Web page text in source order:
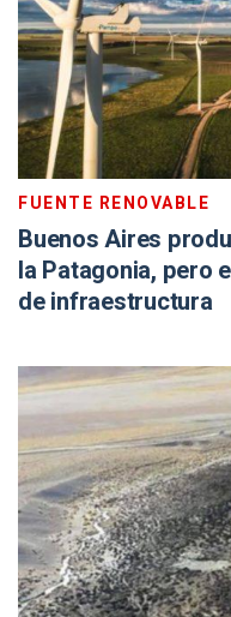
FUENTE RENOVABLE
Buenos Aires
la Patagonia, pero
de infraestructura